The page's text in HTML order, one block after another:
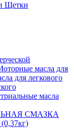
Щетки
масла для
для легкового
масла
СМАЗКА